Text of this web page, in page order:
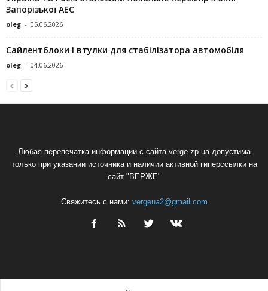
Запорізької АЕС
oleg - 05.06.2026
Сайлентблоки і втулки для стабілізатора автомобіля
oleg - 04.06.2026
Любая перепечатка информации с сайта verge.zp.ua допустима
только при указании источника и наличии активной гиперссылки на
сайт "ВЕРЖЕ"
Свяжитесь с нами: vergeua2@gmail.com